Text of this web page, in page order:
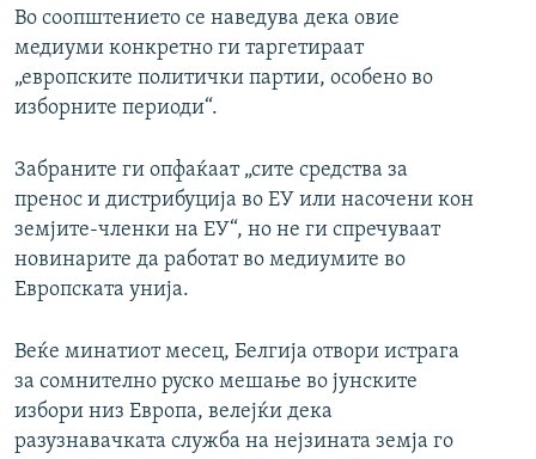
Во соопштението се наведува дека овие
медиуми конкретно ги таргетираат
„европските политички партии, особено во
изборните периоди“.
Забраните ги опфаќаат „сите средства за
пренос и дистрибуција во ЕУ или насочени кон
земјите-членки на ЕУ“, но не ги спречуваат
новинарите да работат во медиумите во
Европската унија.
Веќе минатиот месец, Белгија отвори истрага
за сомнително руско мешање во јунските
избори низ Европа, велејќи дека
разузнавачката служба на нејзината земја го